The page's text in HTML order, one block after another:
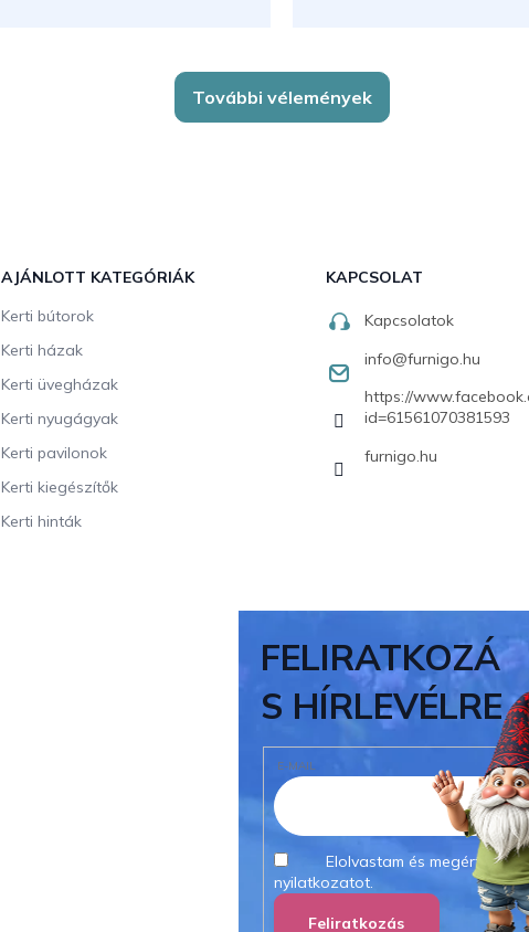
További vélemények
AJÁNLOTT KATEGÓRIÁK
Kerti bútorok
Kerti házak
Kerti üvegházak
Kerti nyugágyak
Kerti pavilonok
Kerti kiegészítők
Kerti hinták
KAPCSOLAT
Kapcsolatok
info@furnigo.hu
https://
id=61561070381593
furnigo.hu
FELIRATKOZÁ
S HÍRLEVÉLRE
E-MAIL
Elolvastam és
nyilatkozatot.
Feliratkozás